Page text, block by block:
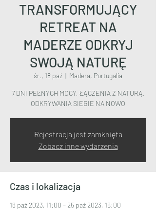
TRANSFORMUJĄCY
RETREAT NA
MADERZE ODKRYJ
SWOJĄ NATURĘ
śr., 18 paź
  |
Madera, Portugalia
7 DNI PEŁNYCH MOCY, ŁĄCZENIA Z NATURĄ,
ODKRYWANIA SIEBIE NA NOWO
Rejestracja jest zamknięta
Zobacz inne wydarzenia
Czas i lokalizacja
18 paź 2023, 11:00 – 25 paź 2023, 16:00